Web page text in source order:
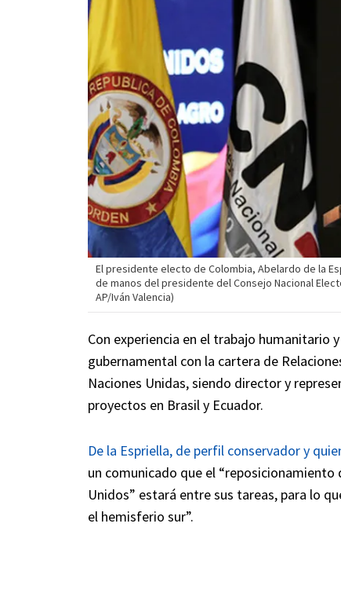
El presidente electo de Colombia, Abelardo de la
de manos del presidente del Consejo Nacional
AP/Iván Valencia)
Con experiencia en el trabajo humanitario
gubernamental con la cartera de
Naciones Unidas, siendo director y
proyectos en Brasil y Ecuador.
De la Espriella, de perfil conservador y
un comunicado que el
Unidos” estará entre sus tareas, para lo
el hemisferio sur”.